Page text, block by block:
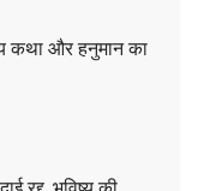
कथा और हनुमान का